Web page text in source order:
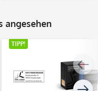
angesehen
TIPP!